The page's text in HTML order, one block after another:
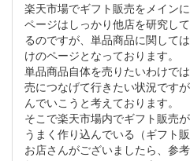
楽天市場でギフト販売をメイン
ページはしっかり他店を研究し
るのですが、単品商品に関して
けのページとなっております。
単品商品自体を売りたいわけで
売につなげて行きたい状況です
んでいこうと考えております。
そこで楽天市場内でギフト販売
うまく作り込んでいる（ギフト
お店さんがございましたら、参